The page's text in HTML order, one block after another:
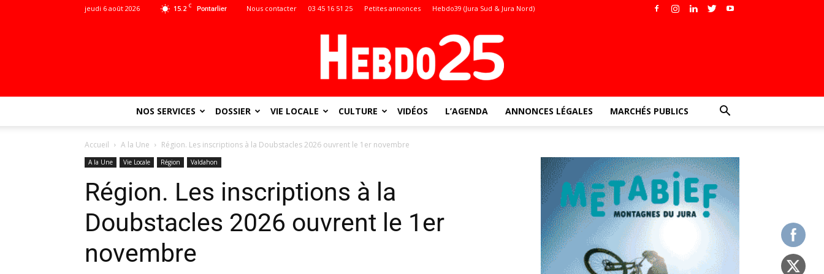
15.2 C Pontarlier
jeudi 6 août 2026 Nous contacter 03 45 16 51 25 Petites annonces Hebdo39 (Jura Sud & Jura Nord)
NOS SERVICES DOSSIER VIE LOCALE CULTURE VIDÉOS L’AGENDA ANNONCES LÉGALES MARCHÉS PUBLICS
Accueil A la Une Région. Les inscriptions à la Doubstacles 2026 ouvrent le 1er novembre
A la Une Vie Locale Région Valdahon
Région. Les inscriptions à la
Doubstacles 2026 ouvrent le 1er
novembre